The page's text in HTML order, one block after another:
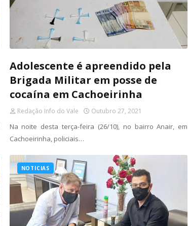
Adolescente é apreendido pela
Brigada Militar em posse de
cocaína em Cachoeirinha
Redação Info do Vale Outubro 27, 2021
Na noite desta terça-feira (26/10), no bairro Anair, em
Cachoeirinha, policiais…
NOTICIAS